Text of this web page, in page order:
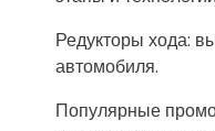
Редукторы хода:
автомобиля.
Популярные